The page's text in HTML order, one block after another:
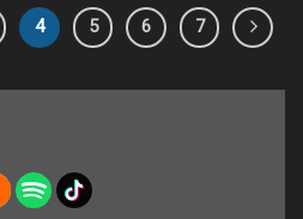
4 5 6 7